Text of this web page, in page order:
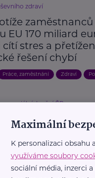
zdraví
EU 170 miliard
cítí stres a
řešení chybí
Práce, zaměstnání Zdraví
a sociálních věcí ČR
postižením a
zákona o
opatření
Podpora a pomoc Práce,
Maximální
K personalizaci obsahu
využíváme soubory
sociální média, inzerci